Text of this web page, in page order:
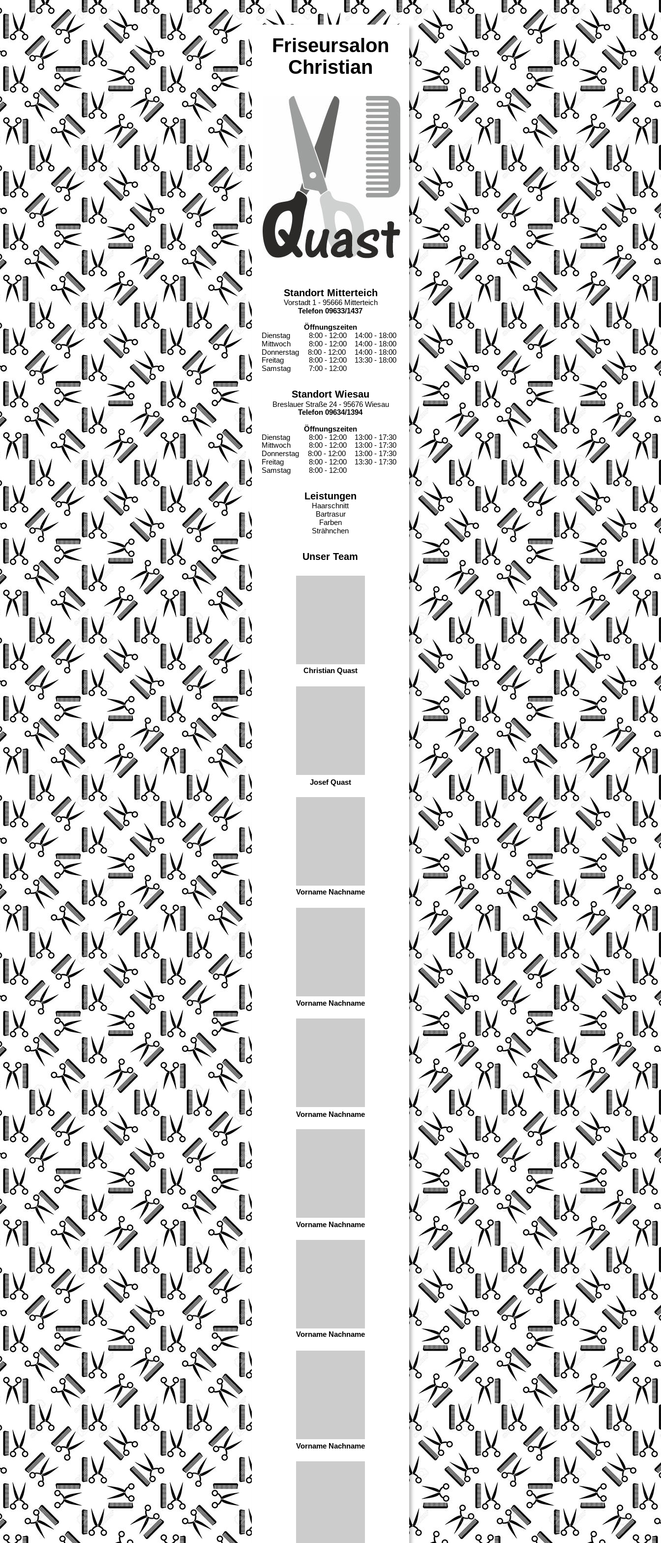
Friseursalon
Christian
Standort Mitterteich
Vorstadt 1 - 95666 Mitterteich
Telefon 09633/1437
Öffnungszeiten
Dienstag
     8:00 - 12:00
14:00 - 18:00
Mittwoch
     8:00 - 12:00
14:00 - 18:00
Donnerstag
8:00 - 12:00
14:00 - 18:00
Freitag
     8:00 - 12:00
13:30 - 18:00
Samstag
     7:00 - 12:00
Standort Wiesau
Breslauer Straße 24 - 95676 Wiesau
Telefon 09634/1394
Öffnungszeiten
Dienstag
     8:00 - 12:00
13:00 - 17:30
Mittwoch
     8:00 - 12:00
13:00 - 17:30
Donnerstag
8:00 - 12:00
13:00 - 17:30
Freitag
     8:00 - 12:00
13:30 - 17:30
Samstag
     8:00 - 12:00
Leistungen
Haarschnitt
Bartrasur
Farben
Strähnchen
Unser Team
Christian Quast
Josef Quast
Vorname Nachname
Vorname Nachname
Vorname Nachname
Vorname Nachname
Vorname Nachname
Vorname Nachname